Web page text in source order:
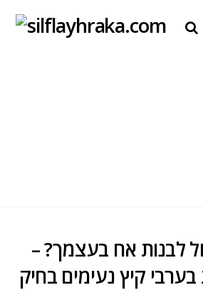
לבנות אח בעצמך? –
קיץ נעימים בחיק